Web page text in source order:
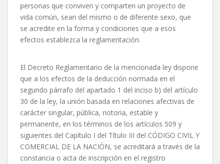
personas que conviven y comparten un proyecto de
vida común, sean del mismo o de diferente sexo, que
se acredite en la forma y condiciones que a esos
efectos establezca la reglamentación.
El Decreto Reglamentario de la mencionada ley dispone
que a los efectos de la deducción normada en el
segundo párrafo del apartado 1 del inciso b) del artículo
30 de la ley, la unión basada en relaciones afectivas de
carácter singular, pública, notoria, estable y
permanente, en los términos de los artículos 509 y
siguientes del Capítulo I del Título III del CÓDIGO CIVIL Y
COMERCIAL DE LA NACIÓN, se acreditará a través de la
constancia o acta de inscripción en el registro